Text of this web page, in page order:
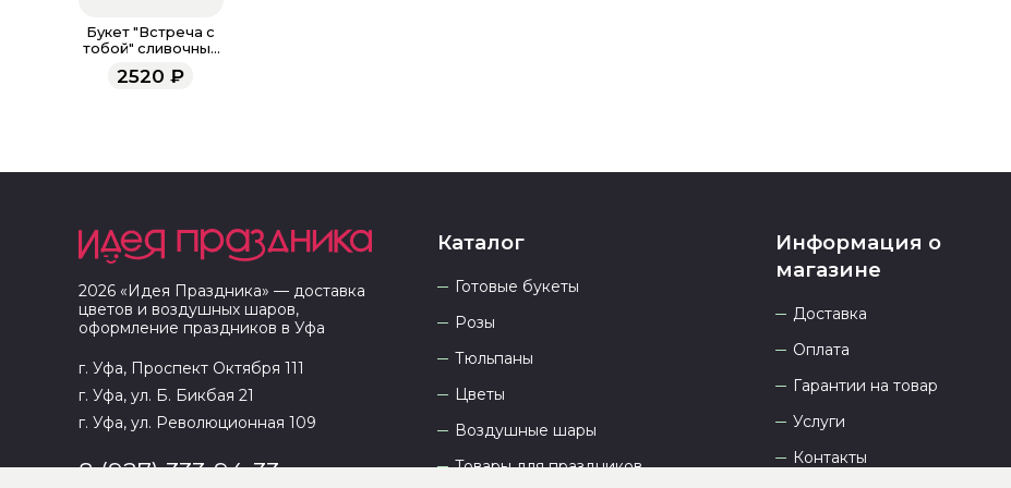
Букет "Встреча с
тобой" сливочный
2520 ₽
2026 «Идея Праздника» — доставка
цветов и воздушных шаров,
оформление праздников в Уфа
г. Уфа, Проспект Октября 111
г. Уфа, ул. Б. Бикбая 21
г. Уфа, ул. Революционная 109
8 (927) 333-94-33
Каталог
Готовые букеты
Розы
Тюльпаны
Цветы
Воздушные шары
Товары для праздников
Информация о
магазине
Доставка
Оплата
Гарантии на товар
Услуги
Контакты